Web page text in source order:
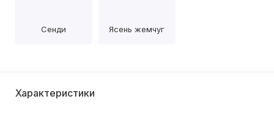
Сенди Ясень жемчуг
Характеристики